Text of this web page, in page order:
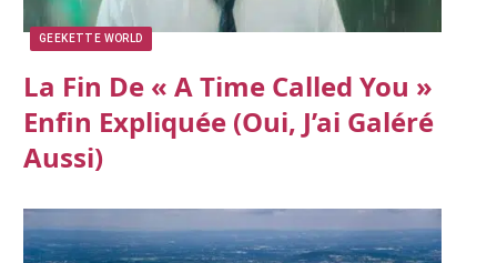
GEEKETTE WORLD
La Fin De « A Time Called You »
Enfin Expliquée (oui, J’ai Galéré
Aussi)